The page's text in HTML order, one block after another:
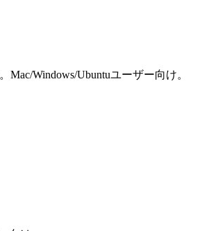
Windows/Ubuntuユーザー向け。